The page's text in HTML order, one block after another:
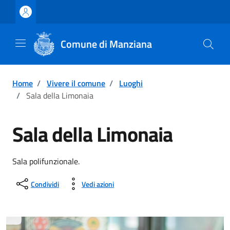
Vai ai contenuti
Vai al footer
Comune di Manziana
Home / Vivere il comune / Luoghi
/ Sala della Limonaia
Sala della Limonaia
Sala polifunzionale.
Condividi Vedi azioni